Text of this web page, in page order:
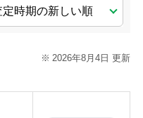
2026年8月4日 更新